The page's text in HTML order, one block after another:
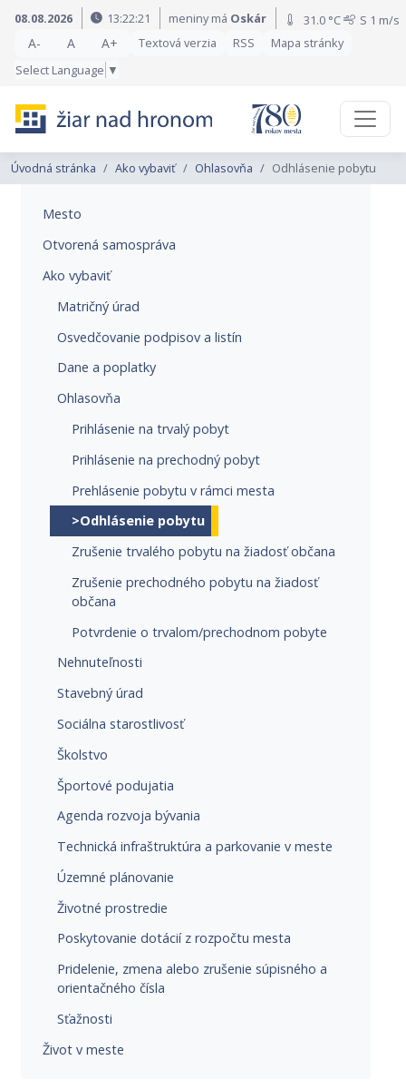
Preskočiť na obsah
Preskočiť na hlavné menu
08.08.2026 13:22:21 meniny má Oskár 31.0 °C S 1 m/s
A- A A+ Textová verzia RSS
Mapa stránky
Select Language ▼
Úvodná stránka Ako vybaviť Ohlasovňa Odhlásenie pobytu
Mesto
Otvorená samospráva
Ako vybaviť
Matričný úrad
Osvedčovanie podpisov a listín
Dane a poplatky
Ohlasovňa
Prihlásenie na trvalý pobyt
Prihlásenie na prechodný pobyt
Prehlásenie pobytu v rámci mesta
>Odhlásenie pobytu
Zrušenie trvalého pobytu na žiadosť občana
Zrušenie prechodného pobytu na žiadosť
občana
Potvrdenie o trvalom/prechodnom pobyte
Nehnuteľnosti
Stavebný úrad
Sociálna starostlivosť
Školstvo
Športové podujatia
Agenda rozvoja bývania
Technická infraštruktúra a parkovanie v meste
Územné plánovanie
Životné prostredie
Poskytovanie dotácií z rozpočtu mesta
Pridelenie, zmena alebo zrušenie súpisného a
orientačného čísla
Sťažnosti
Život v meste